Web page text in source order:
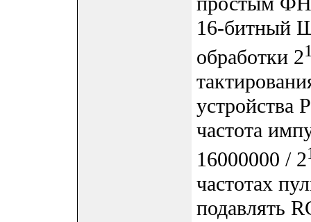
16-битный
обработки 2
устройства
частота
16000000 / 2
частотах
подавлять